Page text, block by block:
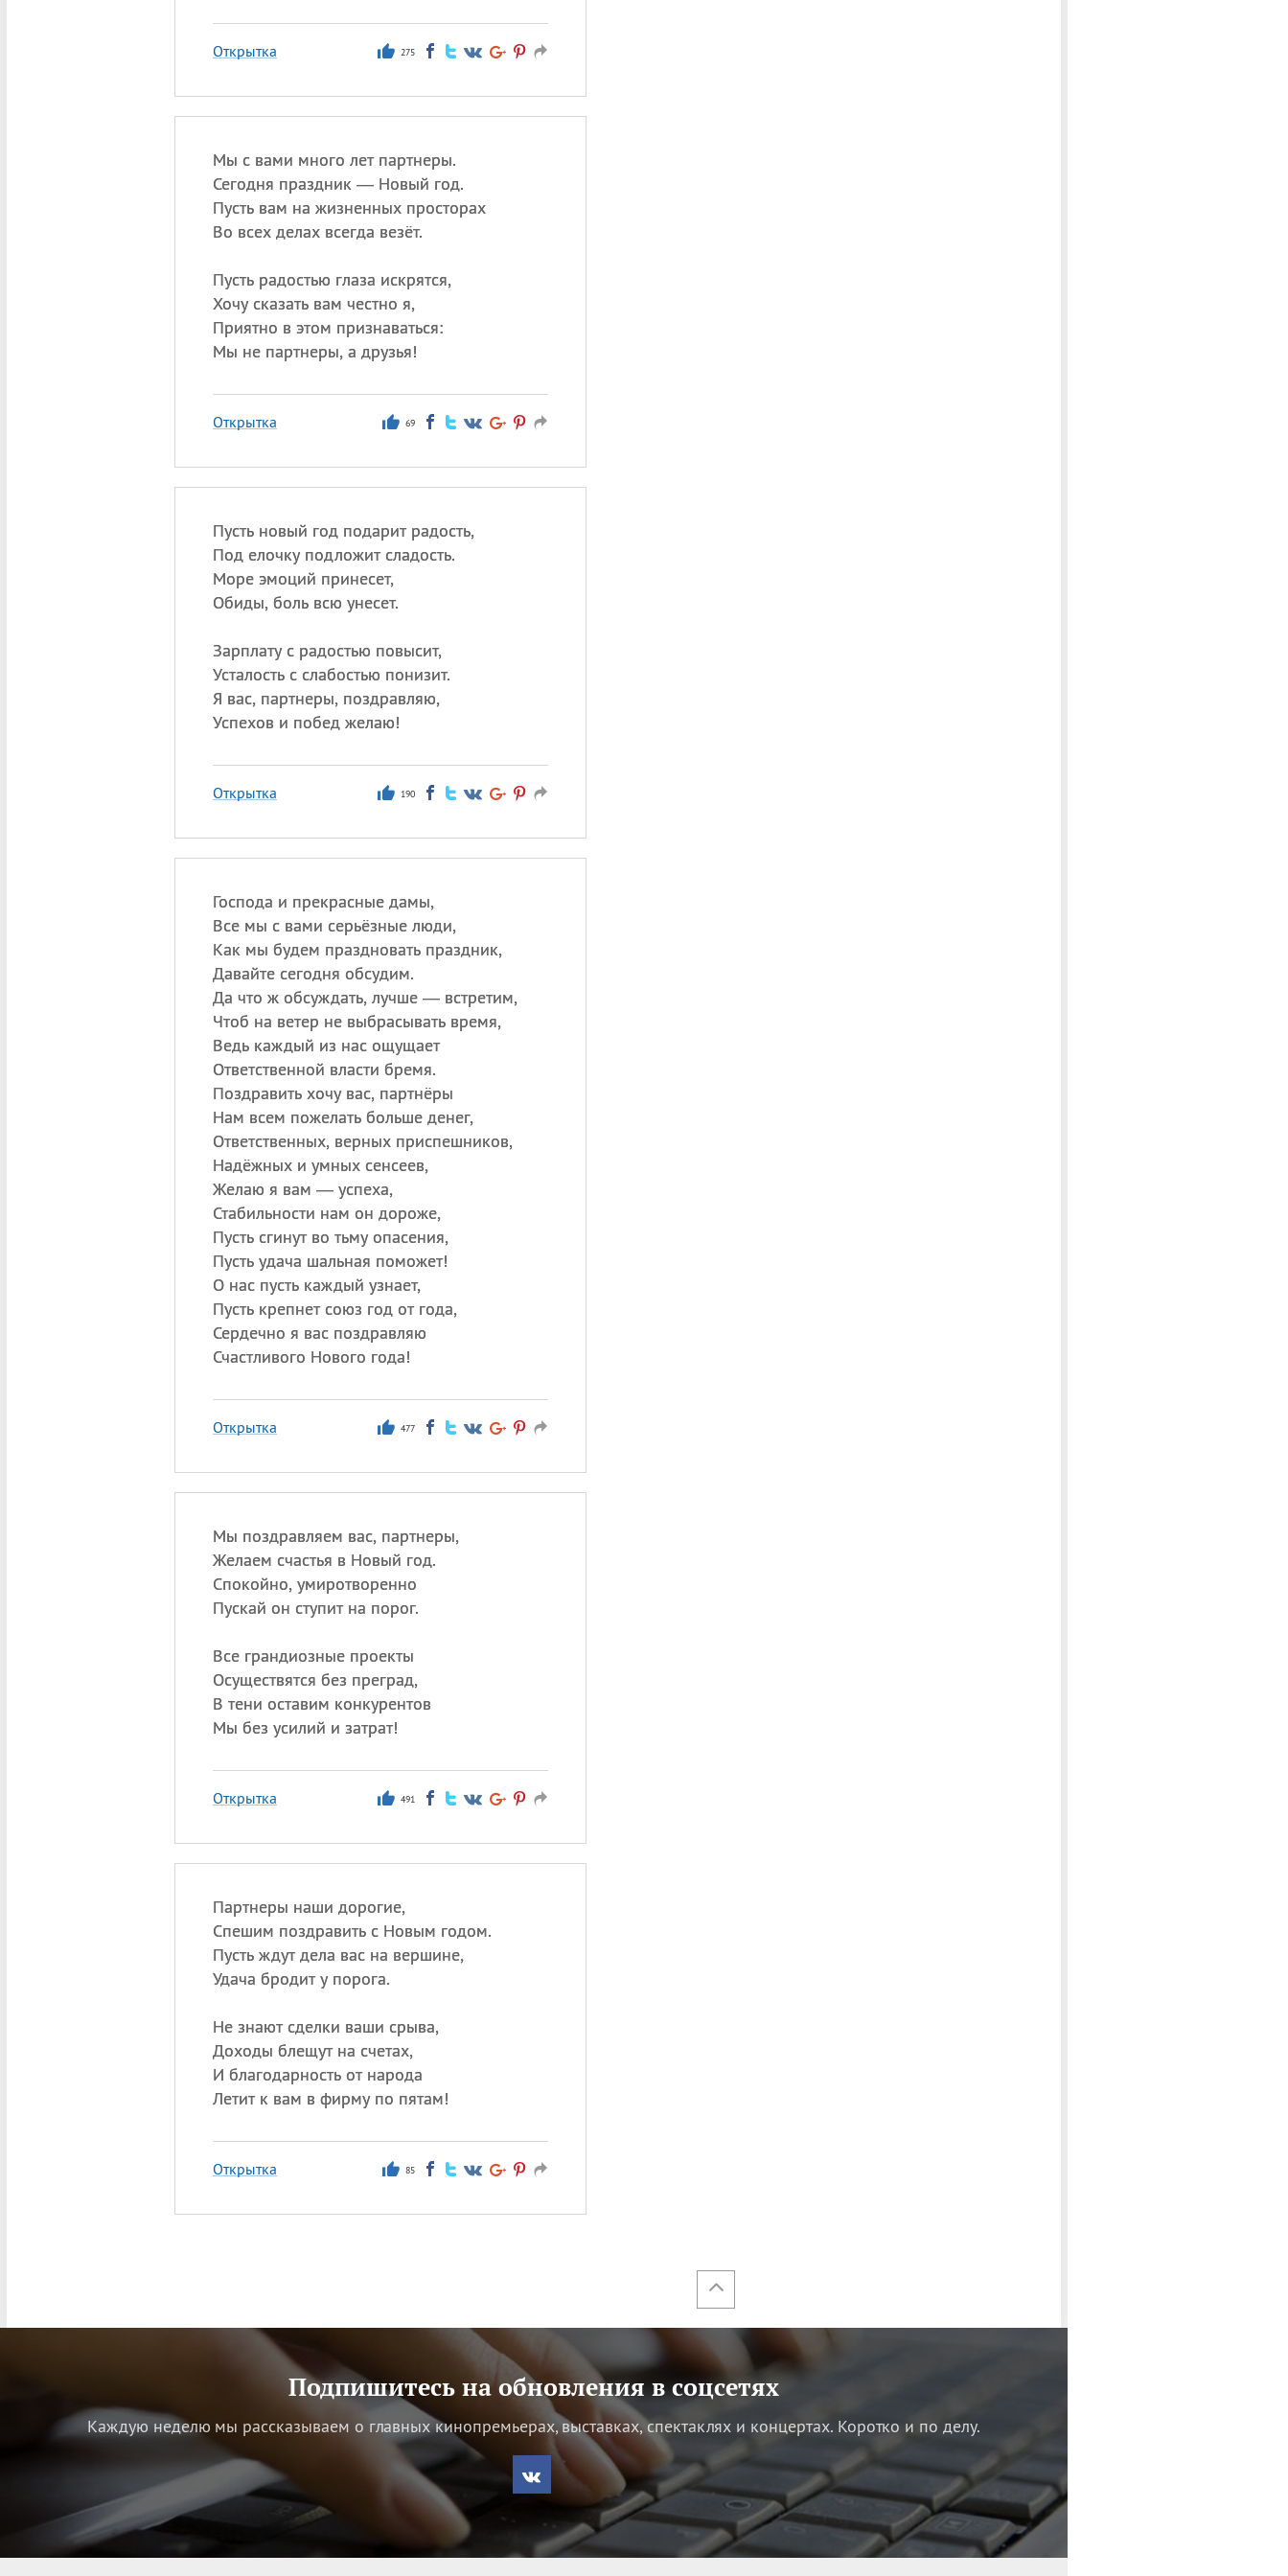
Открытка 275
Мы с вами много лет партнеры.
Сегодня праздник — Новый год.
Пусть вам на жизненных просторах
Во всех делах всегда везёт.
Пусть радостью глаза искрятся,
Хочу сказать вам честно я,
Приятно в этом признаваться:
Мы не партнеры, а друзья!
Открытка 69
Пусть новый год подарит радость,
Под елочку подложит сладость.
Море эмоций принесет,
Обиды, боль всю унесет.
Зарплату с радостью повысит,
Усталость с слабостью понизит.
Я вас, партнеры, поздравляю,
Успехов и побед желаю!
Открытка 190
Господа и прекрасные дамы,
Все мы с вами серьёзные люди,
Как мы будем праздновать праздник,
Давайте сегодня обсудим.
Да что ж обсуждать, лучше — встретим,
Чтоб на ветер не выбрасывать время,
Ведь каждый из нас ощущает
Ответственной власти бремя.
Поздравить хочу вас, партнёры
Нам всем пожелать больше денег,
Ответственных, верных приспешников,
Надёжных и умных сенсеев,
Желаю я вам — успеха,
Стабильности нам он дороже,
Пусть сгинут во тьму опасения,
Пусть удача шальная поможет!
О нас пусть каждый узнает,
Пусть крепнет союз год от года,
Сердечно я вас поздравляю
Счастливого Нового года!
Открытка 477
Мы поздравляем вас, партнеры,
Желаем счастья в Новый год.
Спокойно, умиротворенно
Пускай он ступит на порог.
Все грандиозные проекты
Осуществятся без преград,
В тени оставим конкурентов
Мы без усилий и затрат!
Открытка 491
Партнеры наши дорогие,
Спешим поздравить с Новым годом.
Пусть ждут дела вас на вершине,
Удача бродит у порога.
Не знают сделки ваши срыва,
Доходы блещут на счетах,
И благодарность от народа
Летит к вам в фирму по пятам!
Открытка 85
Подпишитесь на обновления в соцсетях
Каждую неделю мы рассказываем о главных кинопремьерах, выставках, спектаклях и концертах. Коротко и по делу.